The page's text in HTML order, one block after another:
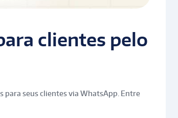
clientes pelo
seus clientes via WhatsApp. Entre